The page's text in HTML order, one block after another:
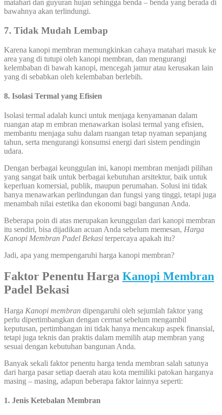
matahari dan guyuran hujan sehingga benda – benda yang berada di
bawahnya akan terlindungi.
7. Tidak Mudah Lembap
Karena kanopi membran memungkinkan cahaya matahari masuk ke
area yang di tutupi oleh kanopi membran, dan mengurangi
kelembaban di bawah kanopi, mencegah jamur atau kerusakan lain
yang di sebabkan oleh kelembaban berlebih.
8. Isolasi Termal yang Efisien
Isolasi termal adalah kunci untuk menjaga kenyamanan dalam
ruangan atap m embran menawarkan isolasi termal yang efisien,
membantu menjaga suhu dalam ruangan tetap nyaman sepanjang
tahun, serta mengurangi konsumsi energi dari sistem pendingin
udara.
Dengan berbagai keunggulan ini, kanopi membran menjadi pilihan
yang sangat baik untuk berbagai kebutuhan arsitektur, baik untuk
keperluan komersial, publik, maupun perumahan. Solusi ini tidak
hanya menawarkan perlindungan dan fungsi yang tinggi, tetapi juga
menambah nilai estetika dan ekonomi bagi bangunan Anda.
Beberapa poin di atas merupakan keunggulan dari kanopi membran
itu sendiri, bisa dijadikan acuan Anda sebelum memesan, Harga
Kanopi Membran Padel Bekasi terpercaya apakah itu?
Jadi, apa yang mempengaruhi harga kanopi membran?
Faktor Penentu Harga Kanopi Membran
Padel Bekasi
Harga Kanopi membran dipengaruhi oleh sejumlah faktor yang
perlu dipertimbangkan dengan cermat sebelum mengambil
keputusan, pertimbangan ini tidak hanya mencakup aspek finansial,
tetapi juga teknis dan praktis dalam memilih atap membran yang
sesuai dengan kebutuhan bangunan Anda.
Banyak sekali faktor penentu harga tenda membran salah satunya
dari harga pasar setiap daerah atau kota memiliki patokan harganya
masing – masing, adapun beberapa faktor lainnya seperti:
1. Jenis Ketebalan Membran